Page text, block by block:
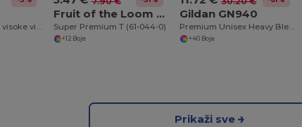
Fruit of the Loom SC210
Super Premium T (61-044-0)
+12 Boje
Gildan GN940
+40 Boje
Prikaži sve